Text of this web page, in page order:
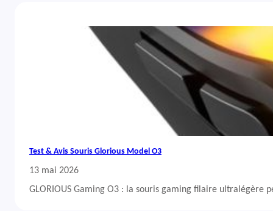
Test & Avis Souris Glorious Model O3
13 mai 2026
GLORIOUS Gaming O3 : la souris gaming filaire ultralégère